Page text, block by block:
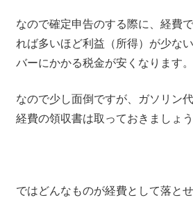
なので確定申告のする際に、経費
れば多いほど利益（所得）が少な
バーにかかる税金が安くなります。
なので少し面倒ですが、ガソリン
経費の領収書は取っておきましょう
ではどんなものが経費として落とせ